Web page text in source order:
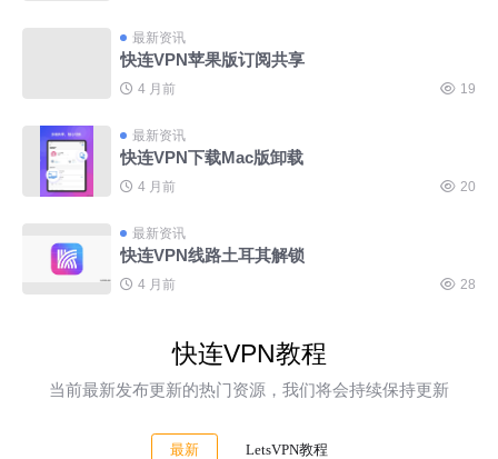
最新资讯
快连VPN苹果版订阅共享
4 月前 19
最新资讯
快连VPN下载Mac版卸载
4 月前 20
最新资讯
快连VPN线路土耳其解锁
4 月前 28
快连VPN教程
当前最新发布更新的热门资源，我们将会持续保持更新
最新 LetsVPN教程